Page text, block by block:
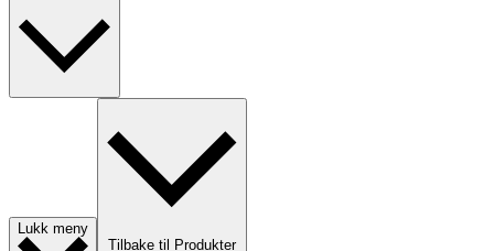
Lukk meny
Tilbake til Produkter